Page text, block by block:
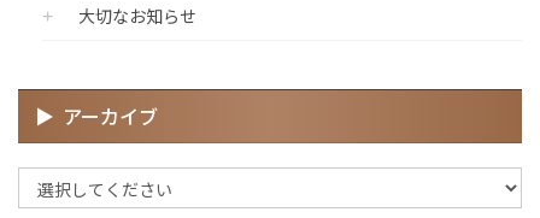
大切なお知らせ
アーカイブ